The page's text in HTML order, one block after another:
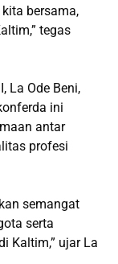
bersama,
tegas
La Ode Beni,
ini
antar
profesi
semangat
serta
Kaltim,” ujar La